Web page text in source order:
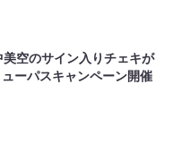
空のサイン入りチェキが
ーパスキャンペーン開催